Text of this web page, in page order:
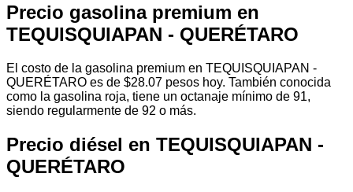
Precio gasolina premium en
TEQUISQUIAPAN - QUERÉTARO
El costo de la gasolina premium en TEQUISQUIAPAN -
QUERÉTARO es de $28.07 pesos hoy. También conocida
como la gasolina roja, tiene un octanaje mínimo de 91,
siendo regularmente de 92 o más.
Precio diésel en TEQUISQUIAPAN -
QUERÉTARO